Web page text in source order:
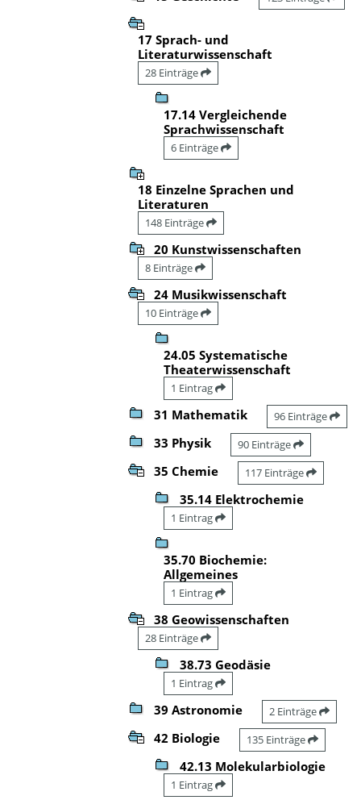
17 Sprach- und
Literaturwissenschaft
28 Einträge
17.14 Vergleichende
Sprachwissenschaft
6 Einträge
18 Einzelne Sprachen und
Literaturen
148 Einträge
20 Kunstwissenschaften
8 Einträge
24 Musikwissenschaft
10 Einträge
24.05 Systematische
Theaterwissenschaft
1 Eintrag
31 Mathematik 96 Einträge
33 Physik 90 Einträge
35 Chemie 117 Einträge
35.14 Elektrochemie
1 Eintrag
35.70 Biochemie:
Allgemeines
1 Eintrag
38 Geowissenschaften
28 Einträge
38.73 Geodäsie
1 Eintrag
39 Astronomie 2 Einträge
42 Biologie 135 Einträge
42.13 Molekularbiologie
1 Eintrag